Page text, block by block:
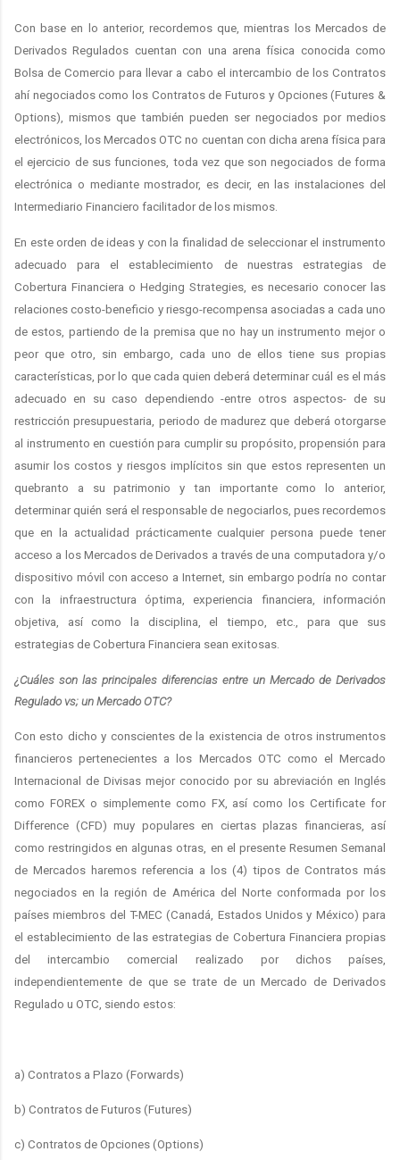
Con base en lo anterior, recordemos que, mientras los Mercados de
Derivados Regulados cuentan con una arena física conocida como
Bolsa de Comercio para llevar a cabo el intercambio de los Contratos
ahí negociados como los Contratos de Futuros y Opciones (Futures &
Options), mismos que también pueden ser negociados por medios
electrónicos, los Mercados OTC no cuentan con dicha arena física para
el ejercicio de sus funciones, toda vez que son negociados de forma
electrónica o mediante mostrador, es decir, en las instalaciones del
Intermediario Financiero facilitador de los mismos.
En este orden de ideas y con la finalidad de seleccionar el instrumento
adecuado para el establecimiento de nuestras estrategias de
Cobertura Financiera o Hedging Strategies, es necesario conocer las
relaciones costo-beneficio y riesgo-recompensa asociadas a cada uno
de estos, partiendo de la premisa que no hay un instrumento mejor o
peor que otro, sin embargo, cada uno de ellos tiene sus propias
características, por lo que cada quien deberá determinar cuál es el más
adecuado en su caso dependiendo -entre otros aspectos- de su
restricción presupuestaria, periodo de madurez que deberá otorgarse
al instrumento en cuestión para cumplir su propósito, propensión para
asumir los costos y riesgos implícitos sin que estos representen un
quebranto a su patrimonio y tan importante como lo anterior,
determinar quién será el responsable de negociarlos, pues recordemos
que en la actualidad prácticamente cualquier persona puede tener
acceso a los Mercados de Derivados a través de una computadora y/o
dispositivo móvil con acceso a Internet, sin embargo podría no contar
con la infraestructura óptima, experiencia financiera, información
objetiva, así como la disciplina, el tiempo, etc., para que sus
estrategias de Cobertura Financiera sean exitosas.
¿Cuáles son las principales diferencias entre un Mercado de Derivados
Regulado vs; un Mercado OTC?
Con esto dicho y conscientes de la existencia de otros instrumentos
financieros pertenecientes a los Mercados OTC como el Mercado
Internacional de Divisas mejor conocido por su abreviación en Inglés
como FOREX o simplemente como FX, así como los Certificate for
Difference (CFD) muy populares en ciertas plazas financieras, así
como restringidos en algunas otras, en el presente Resumen Semanal
de Mercados haremos referencia a los (4) tipos de Contratos más
negociados en la región de América del Norte conformada por los
países miembros del T-MEC (Canadá, Estados Unidos y México) para
el establecimiento de las estrategias de Cobertura Financiera propias
del intercambio comercial realizado por dichos países,
independientemente de que se trate de un Mercado de Derivados
Regulado u OTC, siendo estos:
a) Contratos a Plazo (Forwards)
b) Contratos de Futuros (Futures)
c) Contratos de Opciones (Options)